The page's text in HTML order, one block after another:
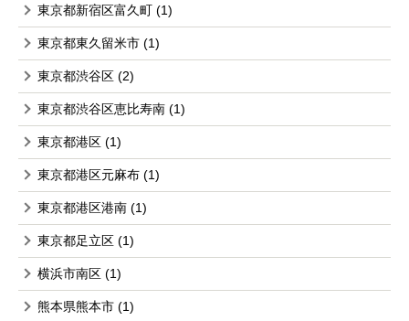
東京都新宿区富久町 (1)
東京都東久留米市 (1)
東京都渋谷区 (2)
東京都渋谷区恵比寿南 (1)
東京都港区 (1)
東京都港区元麻布 (1)
東京都港区港南 (1)
東京都足立区 (1)
横浜市南区 (1)
熊本県熊本市 (1)